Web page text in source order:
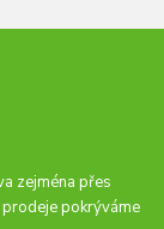
zejména přes
pokrýváme